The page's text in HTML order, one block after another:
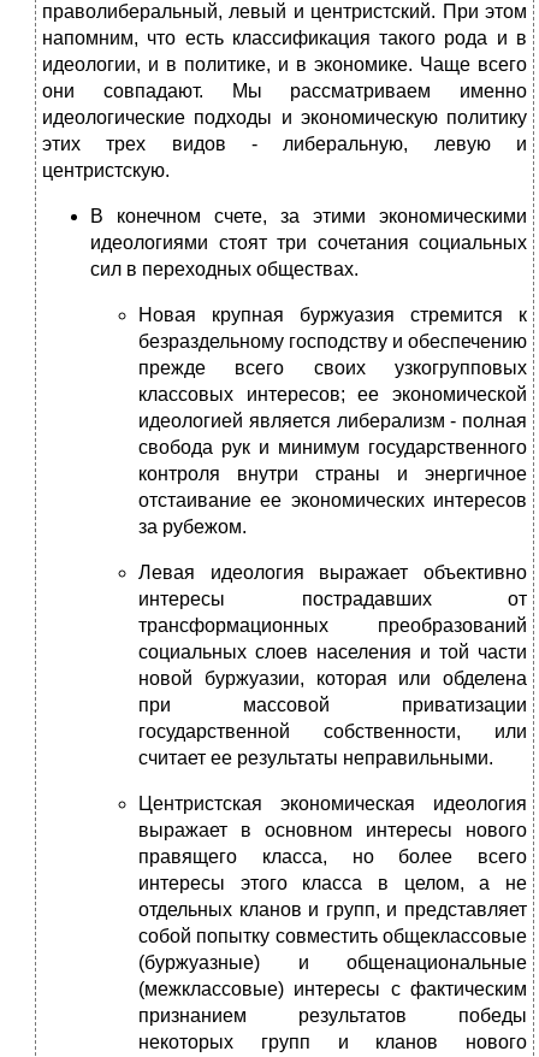
праволиберальный, левый и центристский. При этом
напомним, что есть классификация такого рода и в
идеологии, и в политике, и в экономике. Чаще всего
они совпадают. Мы рассматриваем именно
идеологические подходы и экономическую политику
этих трех видов - либеральную, левую и
центристскую.
В конечном счете, за этими экономическими
идеологиями стоят три сочетания социальных
сил в переходных обществах.
Новая крупная буржуазия стремится к
безраздельному господству и обеспечению
прежде всего своих узкогрупповых
классовых интересов; ее экономической
идеологией является либерализм - полная
свобода рук и минимум государственного
контроля внутри страны и энергичное
отстаивание ее экономических интересов
за рубежом.
Левая идеология выражает объективно
интересы пострадавших от
трансформационных преобразований
социальных слоев населения и той части
новой буржуазии, которая или обделена
при массовой приватизации
государственной собственности, или
считает ее результаты неправильными.
Центристская экономическая идеология
выражает в основном интересы нового
правящего класса, но более всего
интересы этого класса в целом, а не
отдельных кланов и групп, и представляет
собой попытку совместить общеклассовые
(буржуазные) и общенациональные
(межклассовые) интересы с фактическим
признанием результатов победы
некоторых групп и кланов нового